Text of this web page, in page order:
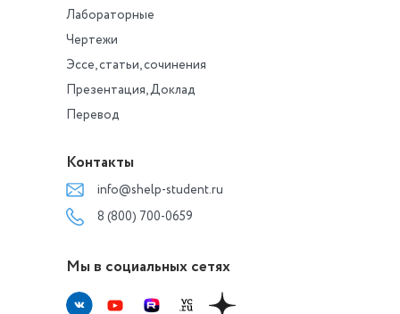
Лабораторные
Чертежи
Эссе, статьи, сочинения
Презентация, Доклад
Перевод
Контакты
info@shelp-student.ru
8 (800) 700-0659
Мы в социальных сетях